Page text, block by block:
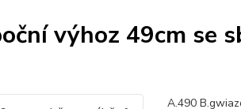
výhoz 49cm se
A.490